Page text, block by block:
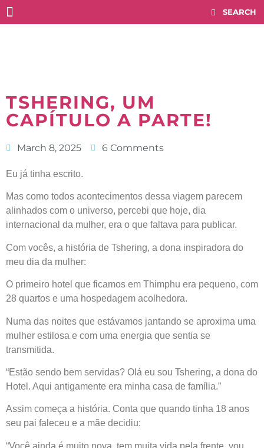
TSHERING, UM
CAPÍTULO A PARTE!
March 8, 2025 6 Comments
Eu já tinha escrito.
Mas como todos acontecimentos dessa viagem parecem
alinhados com o universo, percebi que hoje, dia
internacional da mulher, era o que faltava para publicar.
Com vocês, a história de Tshering, a dona inspiradora do
meu dia da mulher:
O primeiro hotel que ficamos em Thimphu era pequeno, com
28 quartos e uma hospedagem acolhedora.
Numa das noites que estávamos jantando se aproxima uma
mulher estilosa e com uma energia que sentia se
transmitida.
“Estão sendo bem servidas? Olá eu sou Tshering, a dona do
Hotel. Aqui antigamente era minha casa de família.”
Assim começa a história. Conta que quando tinha 18 anos
seu pai faleceu e a mãe decidiu:
“Você ainda é muito nova, tem muita vida pela frente, vou